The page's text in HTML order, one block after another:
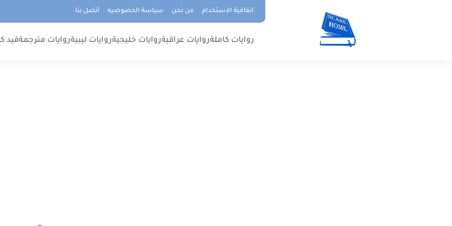
اتفاقية الاستخدام من نحن سياسة الخصوصيه أتصل بنا
روايات كاملةروايات عراقيةروايات خليجيةروايات ليبيةروايات مترجمةقيد